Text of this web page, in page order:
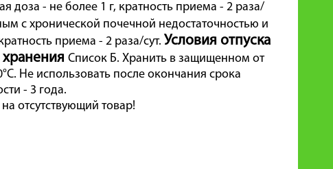
доза - не более 1 г, кратность приема - 2 раза/
с хронической почечной недостаточностью и
приема - 2 раза/сут. Условия отпуска
Список Б. Хранить в защищенном от
Не использовать после окончания срока
- 3 года.
отсутствующий товар!